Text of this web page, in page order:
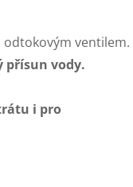
ventilem.
přísun vody.
i pro